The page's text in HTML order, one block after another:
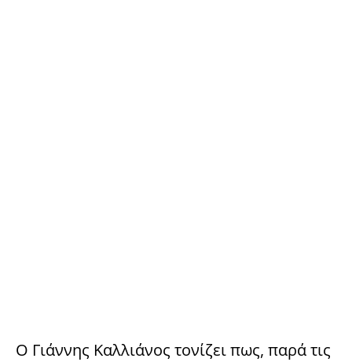
Ο Γιάννης Καλλιάνος τονίζει πως, παρά τις